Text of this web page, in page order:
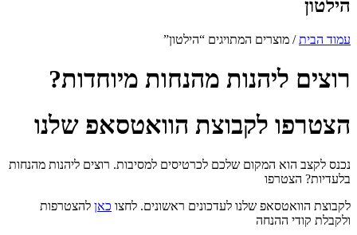
הילטון
עמוד הבית/ מוצרים המתויגים “הילטון”
רוצים ליהנות מהנחות מיוחדות?
הצטרפו לקבוצת הוואטסאפ שלנו
נכנס לקצב הוא המקום שלכם לכרטיסים למסיבות. רוצים ליהנות מהנחות
בלעדיות? הצטרפו
לקבוצת הוואטסאפ שלנו לעדכונים ראשונים. לחצו כאן להצטרפות
ולקבלת קודי ההנחה